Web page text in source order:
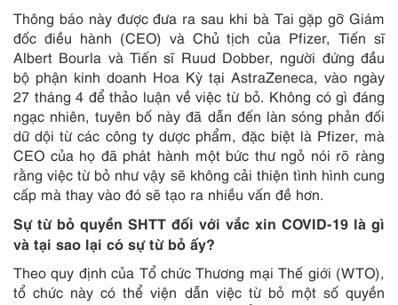
Thông báo này được đưa ra sau khi bà Tai gặp gỡ Giám
đốc điều hành (CEO) và Chủ tịch của Pfizer, Tiến sĩ
Albert Bourla và Tiến sĩ Ruud Dobber, người đứng đầu
bộ phận kinh doanh Hoa Kỳ tại AstraZeneca, vào ngày
27 tháng 4 để thảo luận về việc từ bỏ. Không có gì đáng
ngạc nhiên, tuyên bố này đã dẫn đến làn sóng phản đối
dữ dội từ các công ty dược phẩm, đặc biệt là Pfizer, mà
CEO của họ đã phát hành một bức thư ngỏ nói rõ ràng
rằng việc từ bỏ như vậy sẽ không cải thiện tình hình cung
cấp mà thay vào đó sẽ tạo ra nhiều vấn đề hơn.
Sự từ bỏ quyền SHTT đối với vắc xin COVID-19 là gì
và tại sao lại có sự từ bỏ ấy?
Theo quy định của Tổ chức Thương mại Thế giới (WTO),
tổ chức này có thể viện dẫn việc từ bỏ một số quyền